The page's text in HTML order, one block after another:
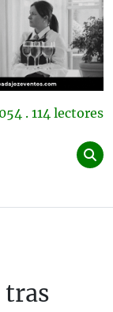
. 114 lectores
tras